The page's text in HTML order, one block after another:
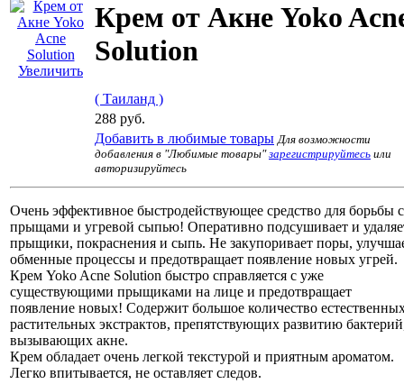
Увеличить
Крем от Акне Yoko
Solution
( Таиланд )
288 руб.
Добавить в любимые товары Для возможности
добавления в "Любимые товары"зарегистрируйтесь или
авторизируйтесь
Очень эффективное быстродействующее средство для борьбы с
прыщами и угревой сыпью! Оперативно подсушивает и
прыщики, покраснения и сыпь. Не закупоривает поры,
обменные процессы и предотвращает появление новых угрей.
Крем Yoko Acne Solution быстро справляется с уже
существующими прыщиками на лице и предотвращает
появление новых! Содержит большое количество
растительных экстрактов, препятствующих развитию
вызывающих акне.
Крем обладает очень легкой текстурой и приятным ароматом.
Легко впитывается, не оставляет следов.